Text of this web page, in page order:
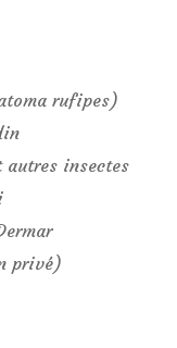
rufipes)
autres insectes
privé)